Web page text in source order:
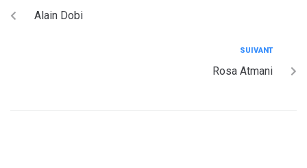
Alain Dobi
SUIVANT
Rosa Atmani